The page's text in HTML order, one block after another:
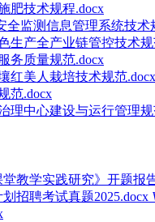
肥技术规程.docx
全监测信息管理系统技
生产全产业链管控技术
务质量规范.docx
红美人栽培技术规范.docx
范.docx
理中心建设与运行管理
堂教学实践研究》开题报
招聘考试真题2025.docx